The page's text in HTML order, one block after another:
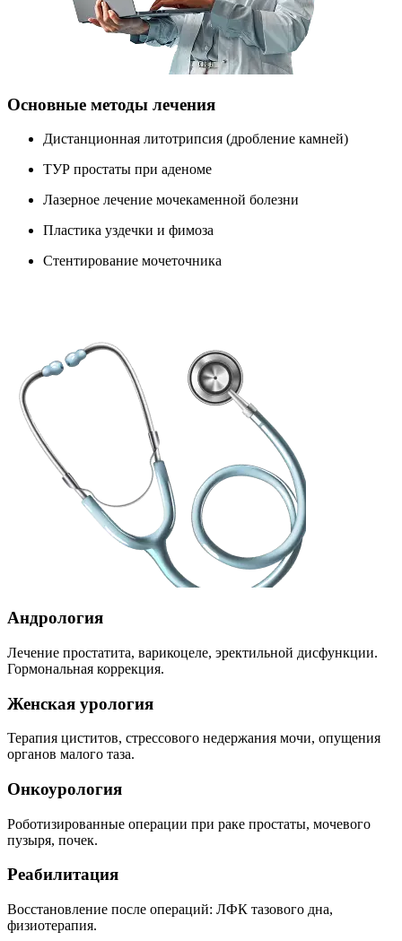
Основные методы лечения
Дистанционная литотрипсия (дробление камней)
ТУР простаты при аденоме
Лазерное лечение мочекаменной болезни
Пластика уздечки и фимоза
Стентирование мочеточника
Андрология
Лечение простатита, варикоцеле, эректильной дисфункции.
Гормональная коррекция.
Женская урология
Терапия циститов, стрессового недержания мочи, опущения
органов малого таза.
Онкоурология
Роботизированные операции при раке простаты, мочевого
пузыря, почек.
Реабилитация
Восстановление после операций: ЛФК тазового дна,
физиотерапия.